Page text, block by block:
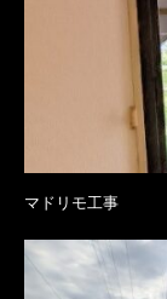
マドリモ工事